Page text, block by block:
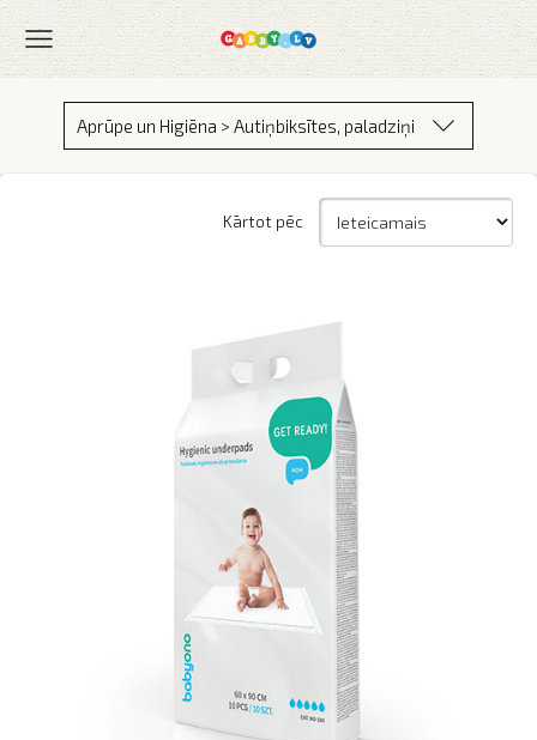
Aprūpe un Higiēna > Autiņbiksītes, paladziņi
Kārtot pēc